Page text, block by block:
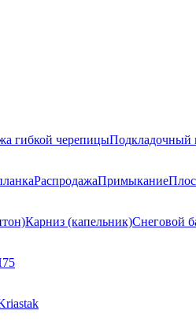
гибкой черепицыПодкладочный
РаспродажаПримыкание
Карниз (капельник)Снеговой